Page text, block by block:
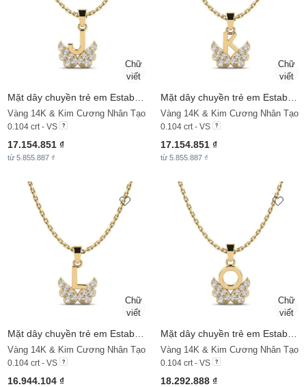
Vàng 14K & Kim Cương Nhân Tạo
0.104 crt - VS
17.154.851 ₫
từ 5.855.887 ₫
Vàng 14K & Kim Cương Nhân Tạo
0.104 crt - VS
17.154.851 ₫
từ 5.855.887 ₫
Vàng 14K & Kim Cương Nhân Tạo
0.104 crt - VS
16.944.104 ₫
Vàng 14K & Kim Cương Nhân Tạo
0.104 crt - VS
18.292.888 ₫